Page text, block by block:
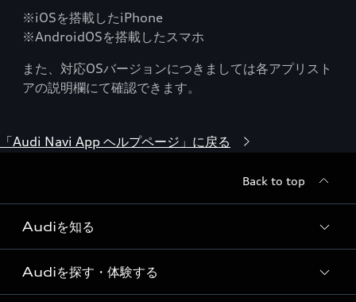
※iOSを搭載したiPhone
※AndroidOSを搭載したスマホ
また、対応OSバージョンにつきましては各アプリスト
アの説明欄にて確認できます。
「Audi Navi App ヘルプページ」に戻る
Back to top
Audiを知る
Audi ブランド
Audiを探す・体験する